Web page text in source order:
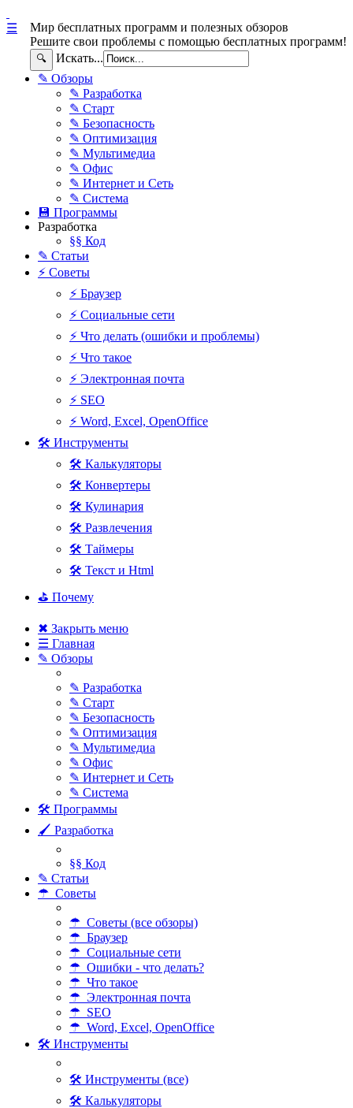
Мир бесплатных программ и полезных обзоров
Решите свои проблемы с помощью бесплатных программ!
🔍 Искать...
☰
✎ Обзоры
✎ Разработка
✎ Старт
✎ Безопасность
✎ Оптимизация
✎ Мультимедиа
✎ Офис
✎ Интернет и Сеть
✎ Система
💾 Программы
Разработка
§§ Код
✎ Статьи
⚡ Советы
⚡ Браузер
⚡ Социальные сети
⚡ Что делать (ошибки и проблемы)
⚡ Что такое
⚡ Электронная почта
⚡ SEO
⚡ Word, Excel, OpenOffice
🛠 Инструменты
🛠 Калькуляторы
🛠 Конвертеры
🛠 Кулинария
🛠 Развлечения
🛠 Таймеры
🛠 Текст и Html
⛳ Почему
✖ Закрыть меню
☰ Главная
✎ Обзоры
✎ Разработка
✎ Старт
✎ Безопасность
✎ Оптимизация
✎ Мультимедиа
✎ Офис
✎ Интернет и Сеть
✎ Система
🛠 Программы
🖌 Разработка
§§ Код
✎ Статьи
☂ Советы
☂ Советы (все обзоры)
☂ Браузер
☂ Социальные сети
☂ Ошибки - что делать?
☂ Что такое
☂ Электронная почта
☂ SEO
☂ Word, Excel, OpenOffice
🛠 Инструменты
🛠 Инструменты (все)
🛠 Калькуляторы